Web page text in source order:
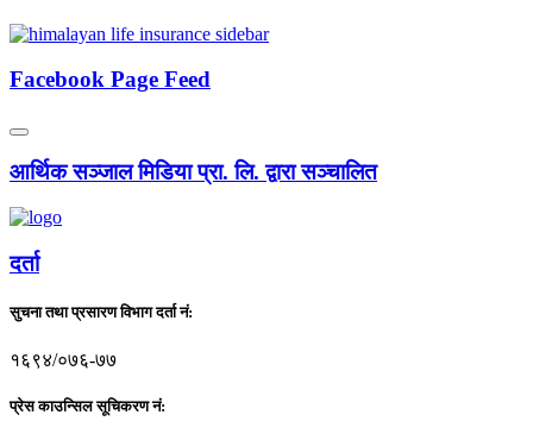
Facebook Page Feed
आर्थिक सञ्जाल मिडिया प्रा. लि. द्वारा सञ्चालित
दर्ता
सुचना तथा प्रसारण विभाग दर्ता नं:
१६९४/०७६-७७
प्रेस काउन्सिल सूचिकरण नं: